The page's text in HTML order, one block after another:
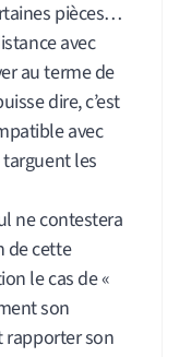
pièces…
avec
au terme de
dire, c’est
avec
les
ne contestera
de cette
le cas de «
son
rapporter son